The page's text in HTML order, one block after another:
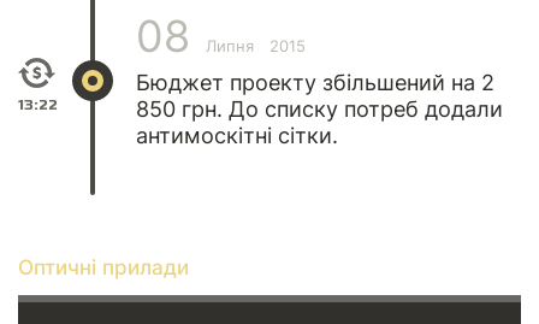
13:22
08 Липня 2015
Бюджет проекту збільшений на 2
850 грн. До списку потреб додали
антимоскітні сітки.
Оптичні прилади